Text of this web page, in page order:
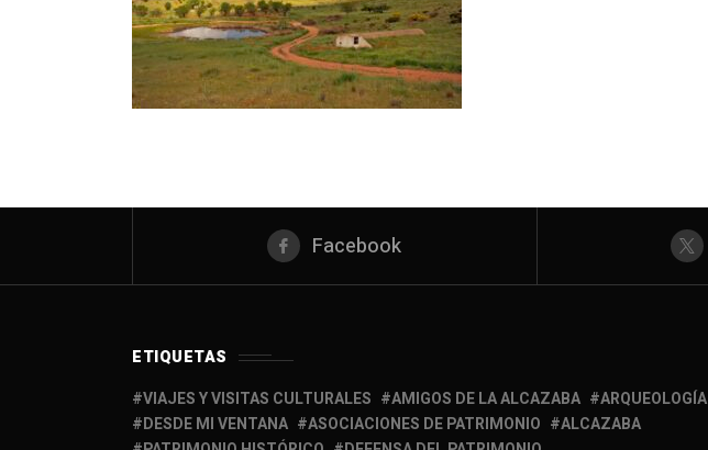
Facebook
ETIQUETAS
VIAJES Y VISITAS CULTURALES
AMIGOS DE LA ALCAZABA
ARQUEOLOGÍA
DESDE MI VENTANA
ASOCIACIONES DE PATRIMONIO
ALCAZABA